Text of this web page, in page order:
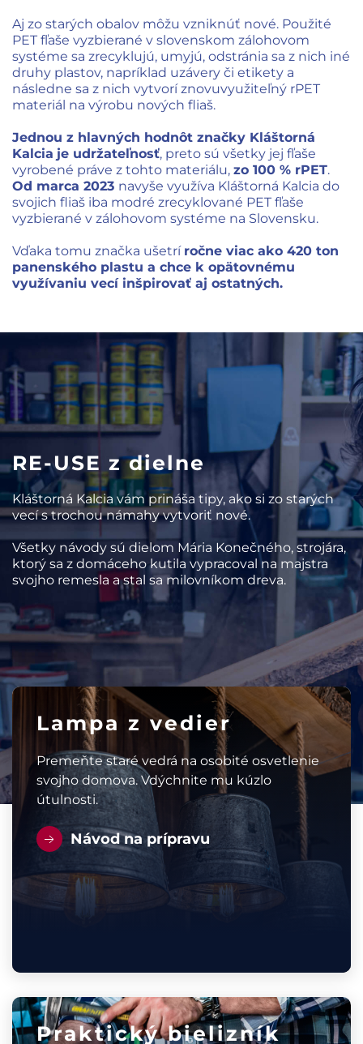
Aj zo starých obalov môžu vzniknúť nové. Použité
PET fľaše vyzbierané v slovenskom zálohovom
systéme sa zrecyklujú, umyjú, odstránia sa z nich iné
druhy plastov, napríklad uzávery či etikety a
následne sa z nich vytvorí znovuvyužiteľný rPET
materiál na výrobu nových fliaš.
Jednou z hlavných hodnôt značky Kláštorná
Kalcia je udržateľnosť, preto sú všetky jej fľaše
vyrobené práve z tohto materiálu, zo 100 % rPET.
Od marca 2023 navyše využíva Kláštorná Kalcia do
svojich fliaš iba modré zrecyklované PET fľaše
vyzbierané v zálohovom systéme na Slovensku.
Vďaka tomu značka ušetrí ročne viac ako 420 ton
panenského plastu a chce k opätovnému
využívaniu vecí inšpirovať aj ostatných.
RE-USE z dielne
Kláštorná Kalcia vám prináša tipy, ako si zo starých
vecí s trochou námahy vytvoriť nové.
Všetky návody sú dielom Mária Konečného, strojára,
ktorý sa z domáceho kutila vypracoval na majstra
svojho remesla a stal sa milovníkom dreva.
Lampa z vedier
Premeňte staré vedrá na osobité osvetlenie
svojho domova. Vdýchnite mu kúzlo
útulnosti.
Návod na prípravu
Praktický bielizník